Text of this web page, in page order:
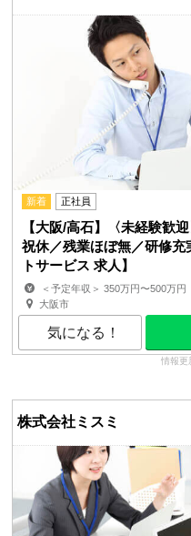
新着 正社員
【大阪/高石】〈未経験歓
祝休／残業ほぼ無／研修
トサービス 求人】
＜予定年収＞ 350万円〜500万
金内訳＞ 月額（基本給）：187,200
大阪市
気になる！
情報更
株式会社ミスミ